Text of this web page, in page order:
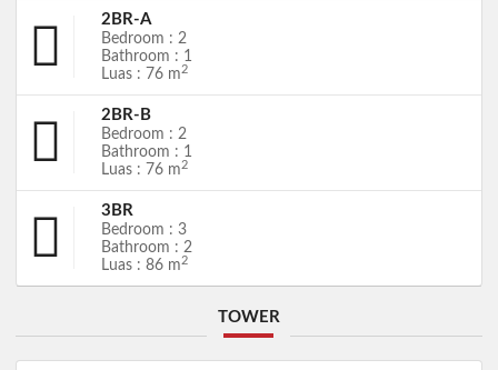
2BR-A
Bedroom : 2
Bathroom : 1
Luas : 76 m2
2BR-B
Bedroom : 2
Bathroom : 1
Luas : 76 m 2
3BR
Bedroom : 3
Bathroom : 2
Luas : 86 m 2
TOWER